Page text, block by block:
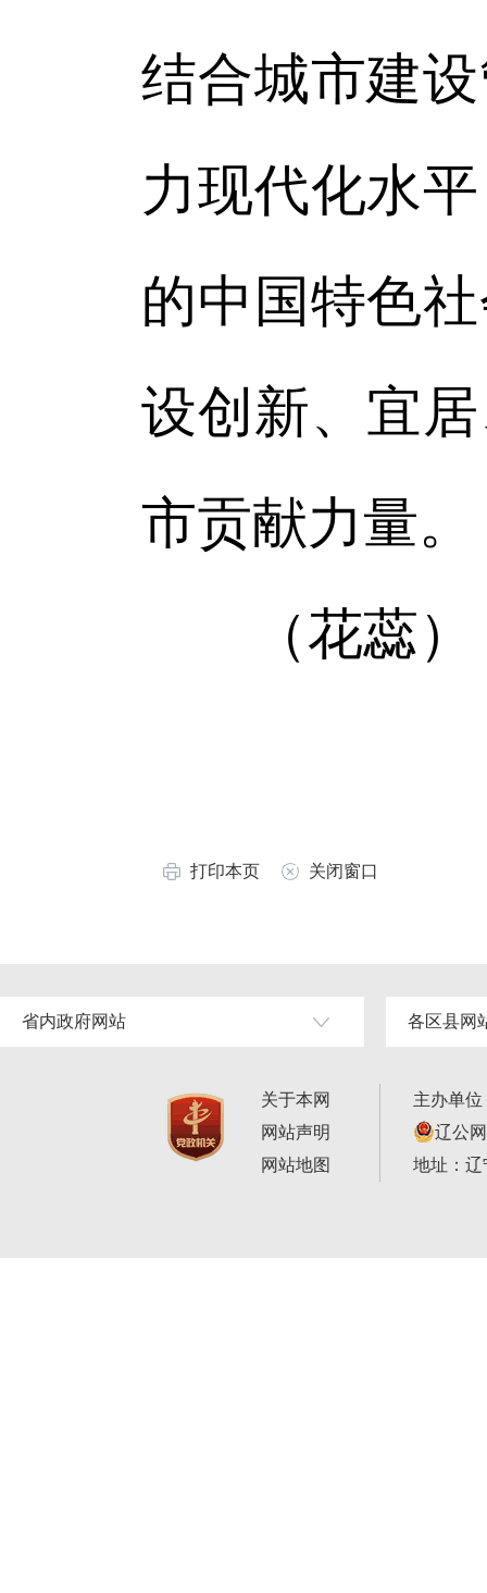
结合城市建
力现代化水
的中国特色
设创新、宜
市贡献力量。
（花蕊）
打印本页 关闭窗口
省内政府网站 各区县网
关于本网
网站声明
网站地图
主办单
辽公
地址：辽